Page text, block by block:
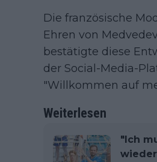
Die französische
Ehren von
bestätigte diese
der Social-Media-
"Willkommen auf
Weiterlesen
"Ich